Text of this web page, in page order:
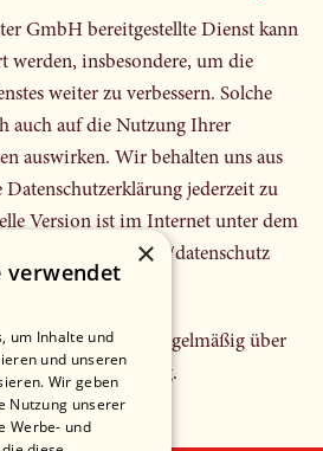
GmbH bereitgestellte Dienst kann
werden, insbesondere, um die
weiter zu verbessern. Solche
auch auf die Nutzung Ihrer
auswirken. Wir behalten uns aus
jederzeit zu
Version ist im Internet unter dem
https://tickettoaster.de/datenschutz
auf diesem Wege regelmäßig über
×
verwendet
um Inhalte und
und unseren
Wir geben
Nutzung unserer
Werbe- und